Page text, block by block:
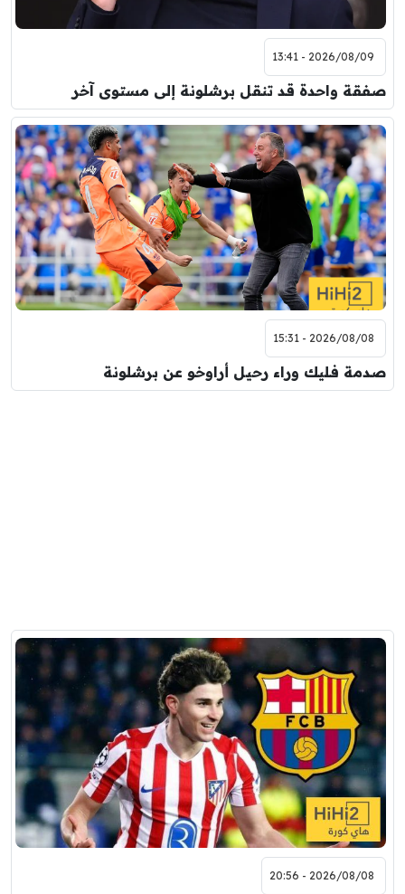
2026/08/09 - 13:41
صفقة واحدة قد تنقل برشلونة إلى مستوى آخر
2026/08/08 - 15:31
صدمة فليك وراء رحيل أراوخو عن برشلونة
2026/08/08 - 20:56